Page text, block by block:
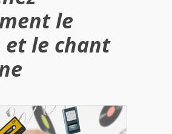
le
et le chant